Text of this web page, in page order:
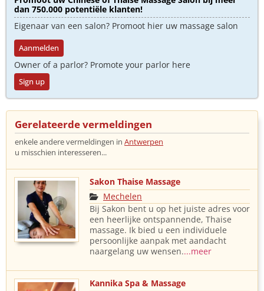
dan 750.000 potentiële klanten!
Eigenaar van een salon? Promoot hier uw massage salon
Aanmelden
Owner of a parlor? Promote your parlor here
Sign up
Gerelateerde vermeldingen
enkele andere vermeldingen in Antwerpen
u misschien interesseren...
Sakon Thaise Massage
Mechelen
Bij Sakon bent u op het juiste adres voor
een heerlijke ontspannende, Thaise
massage. Ik bied u een individuele
persoonlijke aanpak met aandacht
naargelang uw wensen....meer
Kannika Spa & Massage